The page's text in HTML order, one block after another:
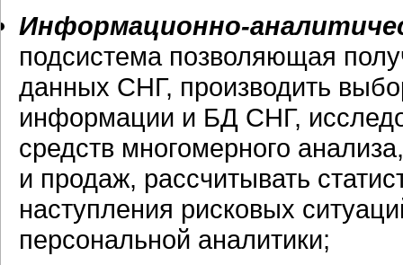
Информационно-
подсистема позволяющая
данных СНГ, производить
информации и БД СНГ,
средств многомерного
и продаж, рассчитывать
наступления рисковых
персональной аналитики;